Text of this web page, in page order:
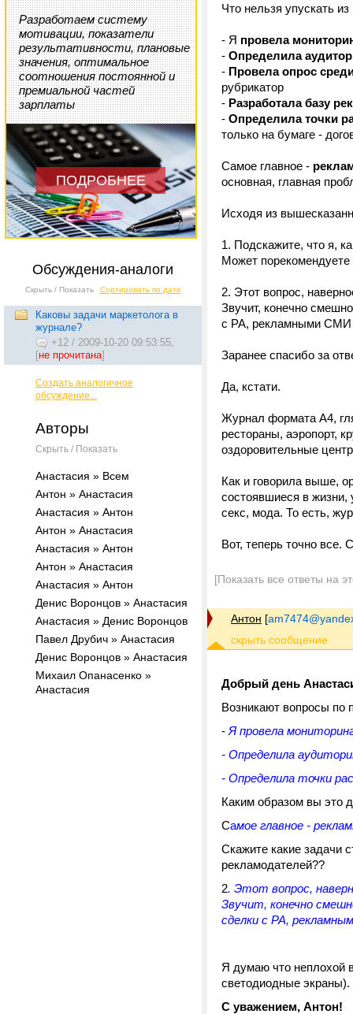
Разработаем систему
мотивации, показатели
результативности, плановые
значения, оптимальное
соотношения постоянной и
премиальной частей
зарплаты
ПОДРОБНЕЕ
Обсуждения-аналоги
Скрыть / Показать Сортировать по дате
Каковы задачи маркетолога в
журнале?
+12 / 2009-10-20 09:53:55,
[не прочитана]
Создать аналогичное
обсуждение...
Авторы
Скрыть / Показать
Анастасия » Всем
Антон » Анастасия
Анастасия » Антон
Антон » Анастасия
Анастасия » Антон
Антон » Анастасия
Анастасия » Антон
Денис Воронцов » Анастасия
Анастасия » Денис Воронцов
Павел Друбич » Анастасия
Денис Воронцов » Анастасия
Михаил Опанасенко »
Анастасия
Что нельзя упускать из
- Я провела
- Определила
- Провела опрос
рубрикатор
- Разработала базу
- Определила точки
только на бумаге -
Самое главное -
основная, главная
Исходя из
1. Подскажите, что я,
Может
2. Этот вопрос,
Звучит, конечно
с РА, рекламными СМИ
Заранее спасибо за
Да, кстати.
Журнал формата А4,
рестораны, аэропорт,
оздоровительные
Как и говорила выше,
состоявшиеся в жизни,
секс, мода. То есть,
Вот, теперь точно все.
[Показать все ответы на
Антон [
Добрый день
Возникают вопросы по
- Я провела
- Определила
- Определила точки
Каким образом вы это
Самое главное -
Скажите какие задачи
рекламодателей??
2. Этот вопрос,
Звучит, конечно
сделки с РА,
Я думаю что неплохой
светодиодные экраны).
С уважением, Антон!